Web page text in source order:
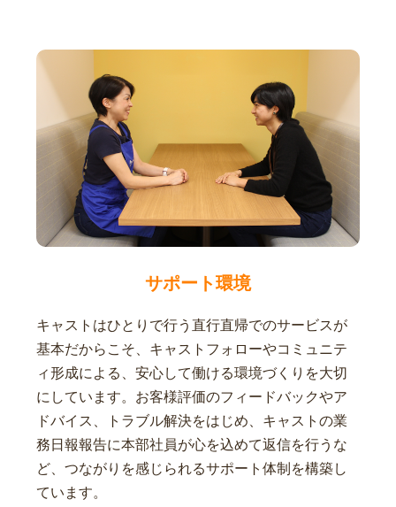
サポート環境
キャストはひとりで行う直行直帰でのサービスが
基本だからこそ、キャストフォローやコミュニテ
ィ形成による、安心して働ける環境づくりを大切
にしています。お客様評価のフィードバックやア
ドバイス、トラブル解決をはじめ、キャストの業
務日報報告に本部社員が心を込めて返信を行うな
ど、つながりを感じられるサポート体制を構築し
ています。